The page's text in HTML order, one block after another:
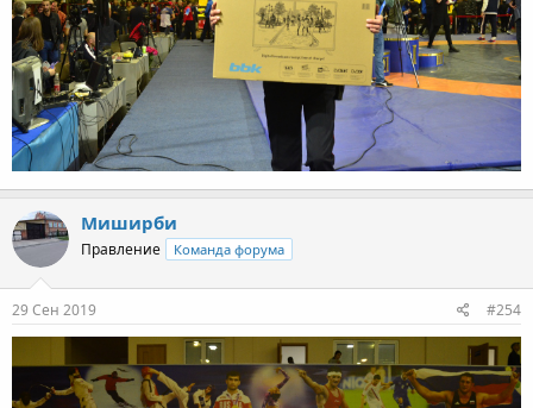
Миширби
Правление Команда форума
29 Сен 2019 #254